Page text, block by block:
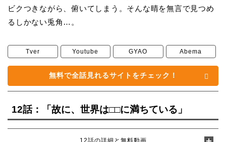
ビクつきながら、俯いてしまう。そんな晴を無言で見つめ
るしかない兎角…。
Tver Youtube GYAO Abema
無料で全話見れるサイトをチェック！
12話：「故に、世界は□□に満ちている」
12話の詳細と無料動画